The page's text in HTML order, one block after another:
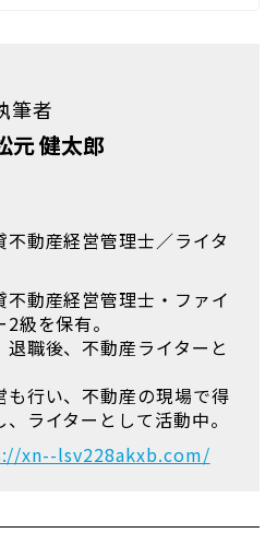
筆者
元 健太郎
動産経営管理士／ライタ
動産経営管理士・ファイ
級を保有。
職後、不動産ライターと
行い、不動産の現場で得
ライターとして活動中。
xn--lsv228akxb.com/